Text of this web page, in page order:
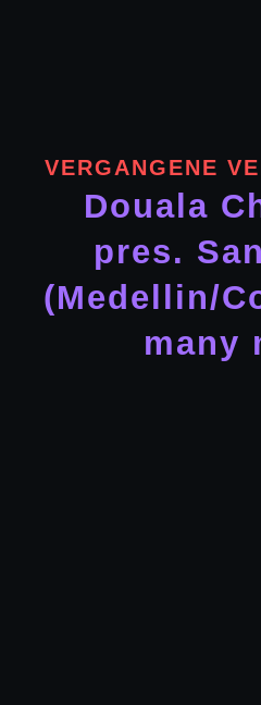
VERGANGENE
Douala
pres.
(Medellin/
many